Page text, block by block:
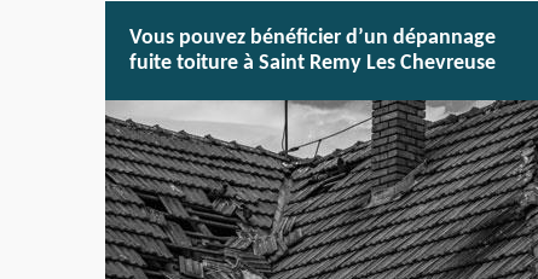
Vous pouvez bénéficier d’un dépannage
fuite toiture à Saint Remy Les Chevreuse